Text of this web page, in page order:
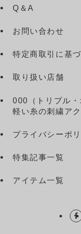
Q＆A
お問い合わせ
特定商取引に基
取り扱い店舗
000（トリプル・
軽い糸の刺繍ア
プライバシーポ
特集記事一覧
アイテム一覧